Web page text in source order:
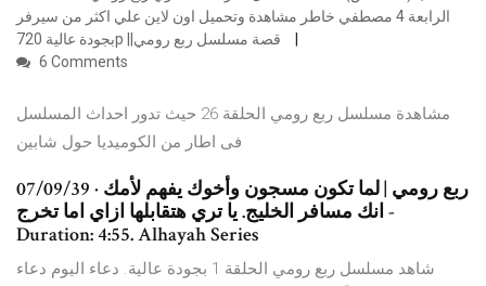
الرابعة 4 مصطفي خاطر مشاهدة وتحميل اون لاين علي اكثر من سيرفر
6 Comments
مشاهدة مسلسل ربع رومي الحلقة 26 حيث تدور احداث المسلسل
فى اطار من الكوميديا حول شابين
07/09/39 · ربع رومي | لما تكون مسجون وأخوك يفهم لأمك
انك مسافر الخليج. يا تري هتقابلها ازاي اما تخرج -
Duration: 4:55. Alhayah Series
شاهد مسلسل ربع رومي الحلقة 1 بجودة عالية. دعاء اليوم دعاء